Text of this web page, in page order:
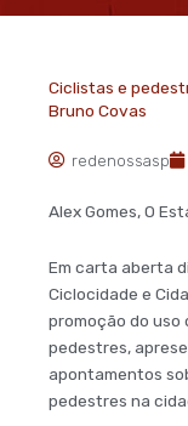
Ciclistas e
Bruno Covas
redenossasp
Alex Gomes, O
Em carta aberta
Ciclocidade e
promoção do uso
pedestres,
apontamentos
pedestres na